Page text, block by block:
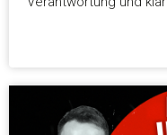
Marketing